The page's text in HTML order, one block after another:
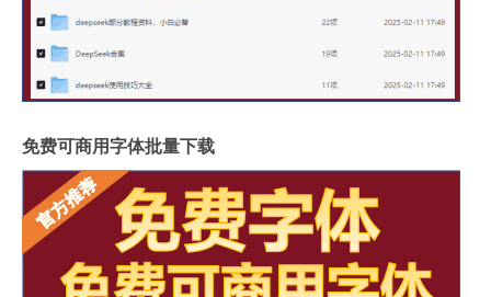
免费可商用字体批量下载